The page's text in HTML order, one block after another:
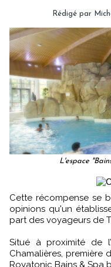
Rédigé par
L'espace
Cette récompense se base sur la qualité des avis et des
opinions qu'un
part des voyageurs de
Situé à proximité de
Chamalières, première
Royatonic Bains & Spa